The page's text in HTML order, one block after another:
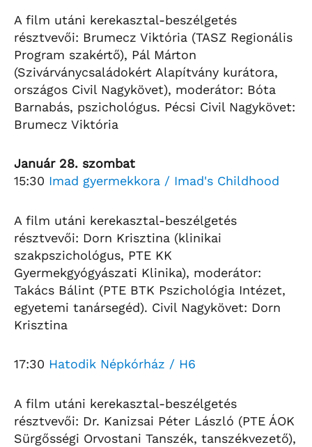
A film utáni kerekasztal-beszélgetés
résztvevői: Brumecz Viktória (TASZ Regionális
Program szakértő), Pál Márton
(Szivárványcsaládokért Alapítvány kurátora,
országos Civil Nagykövet), moderátor: Bóta
Barnabás, pszichológus. Pécsi Civil Nagykövet:
Brumecz Viktória
Január 28. szombat
15:30 Imad gyermekkora / Imad's Childhood
A film utáni kerekasztal-beszélgetés
résztvevői: Dorn Krisztina (klinikai
szakpszichológus, PTE KK
Gyermekgyógyászati Klinika), moderátor:
Takács Bálint (PTE BTK Pszichológia Intézet,
egyetemi tanársegéd). Civil Nagykövet: Dorn
Krisztina
17:30 Hatodik Népkórház / H6
A film utáni kerekasztal-beszélgetés
résztvevői: Dr. Kanizsai Péter László (PTE ÁOK
Sürgősségi Orvostani Tanszék, tanszékvezető),